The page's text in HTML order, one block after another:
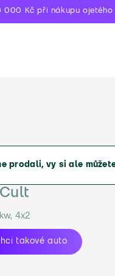
000 Kč při nákupu
prodali, vy si ale
4x2
takové auto